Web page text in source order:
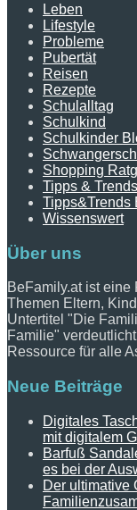
Leben
Lifestyle
Probleme
Pubertät
Reisen
Rezepte
Schulalltag
Schulkind
Schulkinder
Shopping
Tipps & Trends
Tipps&Trends
Wissenswert
Über uns
BeFamily.at ist eine
Themen Eltern,
Untertitel "Die
Familie"
Ressource für alle
Neue Beiträge
Digitales
mit digitalem
Barfuß
es bei der
Der ultimative